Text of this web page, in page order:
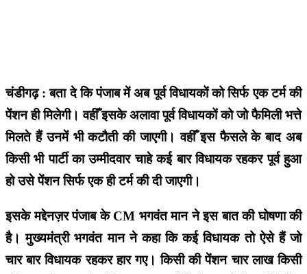
चंडीगढ़ : बता दे कि पंजाब में अब पूर्व विधायकों को सिर्फ एक टर्म की
पेंशन ही मिलेगी। वहीँ इसके अलावा पूर्व विधायकों को जो फैमिली भत्ते
मिलते हैं उनमें भी कटौती की जाएगी। वहीँ इस फैसले के बाद अब
किसी भी पार्टी का उम्मीदवार चाहे कई बार विधायक रहकर पूर्व हुआ
हो उसे पेंशन सिर्फ एक ही टर्म की दी जाएगी।
इसके मद्देनज़र पंजाब के CM भगवंत मान ने इस बात की घोषणा की
है। मुख्यमंत्री भगवंत मान ने कहा कि कई विधायक तो ऐसे हैं जो
चार बार विधायक रहकर हार गए। किसी की पेंशन चार लाख किसी